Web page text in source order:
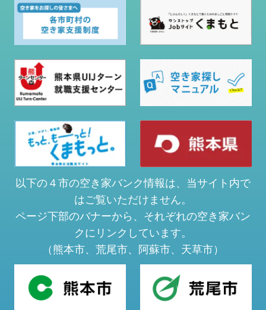
以下の４市の空き家バンク情報は、当サイト内で
はご覧いただけません。
ページ下部のバナーから、それぞれの空き家バン
クにリンクしています。
（熊本市、荒尾市、阿蘇市、天草市）